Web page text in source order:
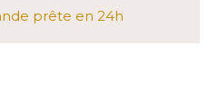
prête en 24h